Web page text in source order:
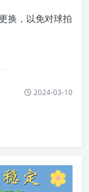
换，以免对球拍
2024-03-10